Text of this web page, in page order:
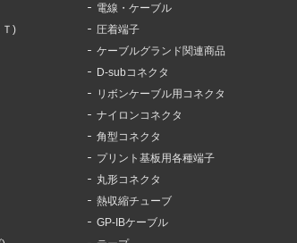
Ｔ)
電線・ケーブル
圧着端子
ケーブルグランド関連商品
D-subコネクタ
リボンケーブル用コネクタ
ナイロンコネクタ
角型コネクタ
プリント基板用各種端子
丸形コネクタ
熱収縮チューブ
GP-IBケーブル